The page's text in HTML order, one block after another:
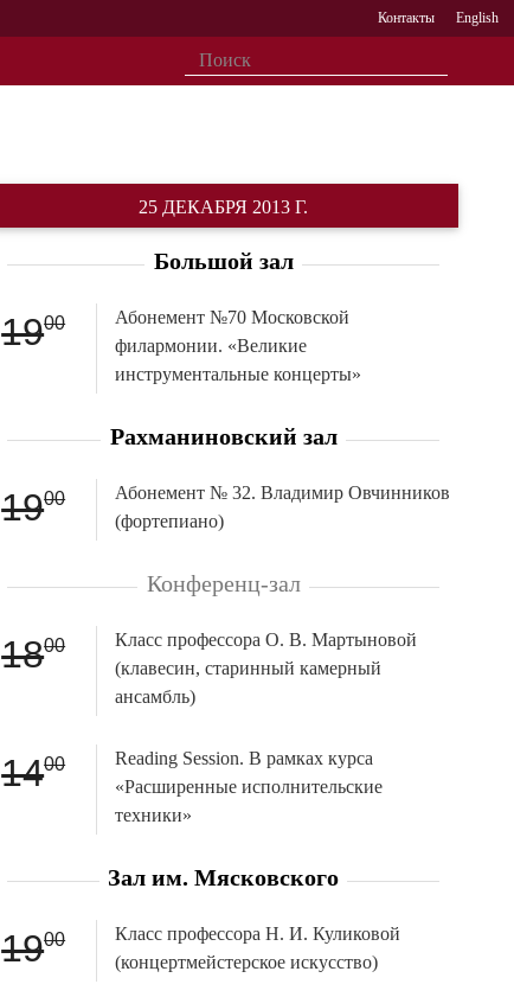
Контакты English
25 ДЕКАБРЯ 2013 Г.
Большой зал
1900
Абонемент №70 Московской
филармонии. «Великие
инструментальные концерты»
Рахманиновский зал
1900
Абонемент № 32. Владимир Овчинников
(фортепиано)
Конференц-зал
1800
Класс профессора О. В. Мартыновой
(клавесин, старинный камерный
ансамбль)
1400
Reading Session. В рамках курса
«Расширенные исполнительские
техники»
Зал им. Мясковского
1900
Класс профессора Н. И. Куликовой
(концертмейстерское искусство)